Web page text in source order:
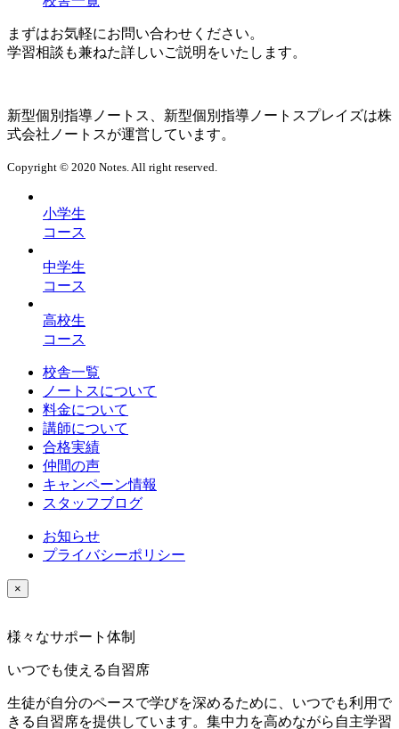
まずはお気軽にお問い合わせください。
学習相談も兼ねた詳しいご説明をいたします。
新型個別指導ノートス、新型個別指導ノートスプレイズは株
式会社ノートスが運営しています。
Copyright © 2020 Notes. All right reserved.
小学生
コース
中学生
コース
高校生
コース
校舎一覧
ノートスについて
料金について
講師について
合格実績
仲間の声
キャンペーン情報
スタッフブログ
お知らせ
プライバシーポリシー
×
様々なサポート体制
いつでも使える自習席
生徒が自分のペースで学びを深めるために、いつでも利用で
きる自習席を提供しています。集中力を高めながら自主学習